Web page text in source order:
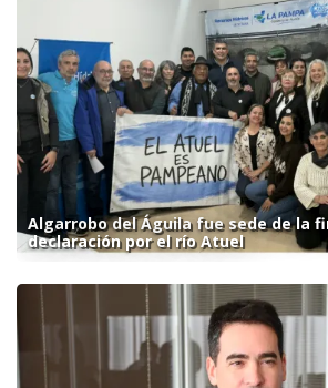
Algarrobo del Águila fue sede de la
declaración por el río Atuel